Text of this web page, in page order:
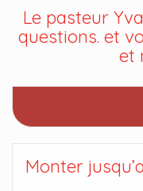
Le pasteur
questions. et
et
Monter